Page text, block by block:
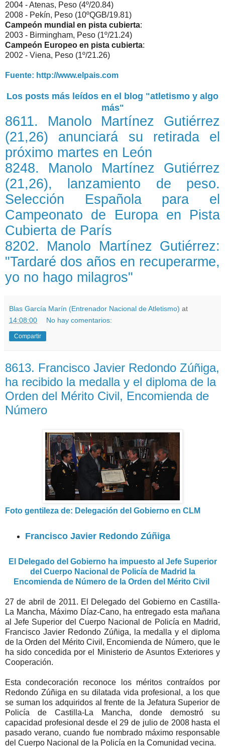
2004 - Atenas, Peso (4º/20.84)
2008 - Pekín, Peso (10ºQGB/19.81)
Campeón mundial en pista cubierta:
2003 - Birmingham, Peso (1º/21.24)
Campeón Europeo en pista cubierta:
2002 - Viena, Peso (1º/21.26)
Fuente: http://www.elpais.com
Los posts más leídos en el blog "atletismo y algo
más"
8611. Manolo Martínez Gutiérrez
(21,26) anunciará su retirada el
próximo martes en León
8248. Manolo Martínez Gutiérrez
(21,26), lanzamiento de peso.
Selección Española para el
Campeonato de Europa en Pista
Cubierta de París
8202. Manolo Martínez Gutiérrez:
"Tardaré dos años en recuperarme,
yo no hago milagros"
Blas García Marín (Entrenador Nacional de Atletismo) at
14:08:00
No hay comentarios:
Compartir
8613. Francisco Javier Redondo Zúñiga,
ha recibido la medalla y el diploma de la
Orden del Mérito Civil, Encomienda de
Número
Foto gentileza de: Delegación del Gobierno en CLM
Francisco Javier Redondo Zúñiga
El Delegado del Gobierno ha impuesto al Jefe Superior
del Cuerpo Nacional de Policía de Madrid la
Encomienda de Número de la Orden del Mérito Civil
27 de abril de 2011. El Delegado del Gobierno en Castilla-
La Mancha, Máximo Díaz-Cano, ha entregado esta mañana
al Jefe Superior del Cuerpo Nacional de Policía en Madrid,
Francisco Javier Redondo Zúñiga, la medalla y el diploma
de la Orden del Mérito Civil, Encomienda de Número, que le
ha sido concedida por el Ministerio de Asuntos Exteriores y
Cooperación.
Esta condecoración reconoce los méritos contraídos por
Redondo Zúñiga en su dilatada vida profesional, a los que
se suman los adquiridos al frente de la Jefatura Superior de
Policía de Castilla-La Mancha, donde demostró su
capacidad profesional desde el 29 de julio de 2008 hasta el
pasado verano, cuando fue nombrado máximo responsable
del Cuerpo Nacional de la Policía en la Comunidad vecina.